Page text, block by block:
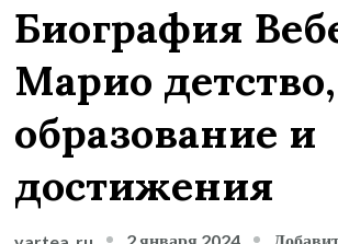
Биография
Марио детство,
образование и
достижения